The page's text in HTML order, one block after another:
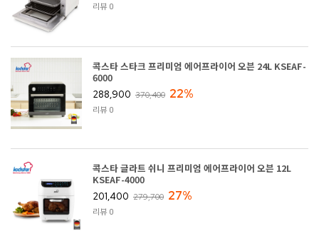
리뷰 0
콕스타 스타크 프리미엄 에어프라이어 오븐 24L KSEAF-
6000
288,900 370,400 22%
리뷰 0
콕스타 글라트 쉬니 프리미엄 에어프라이어 오븐 12L
KSEAF-4000
201,400 279,700 27%
리뷰 0